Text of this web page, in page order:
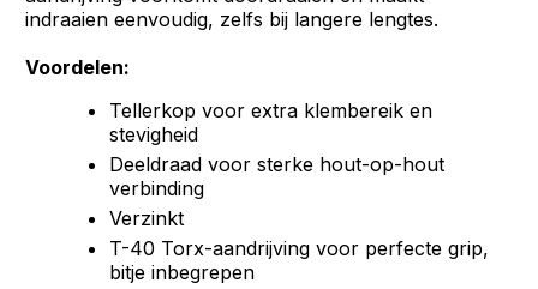
indraaien eenvoudig, zelfs bij langere lengtes.
Voordelen:
Tellerkop voor extra klembereik en
stevigheid
Deeldraad voor sterke hout-op-hout
verbinding
Verzinkt
T-40 Torx-aandrijving voor perfecte grip,
bitje inbegrepen